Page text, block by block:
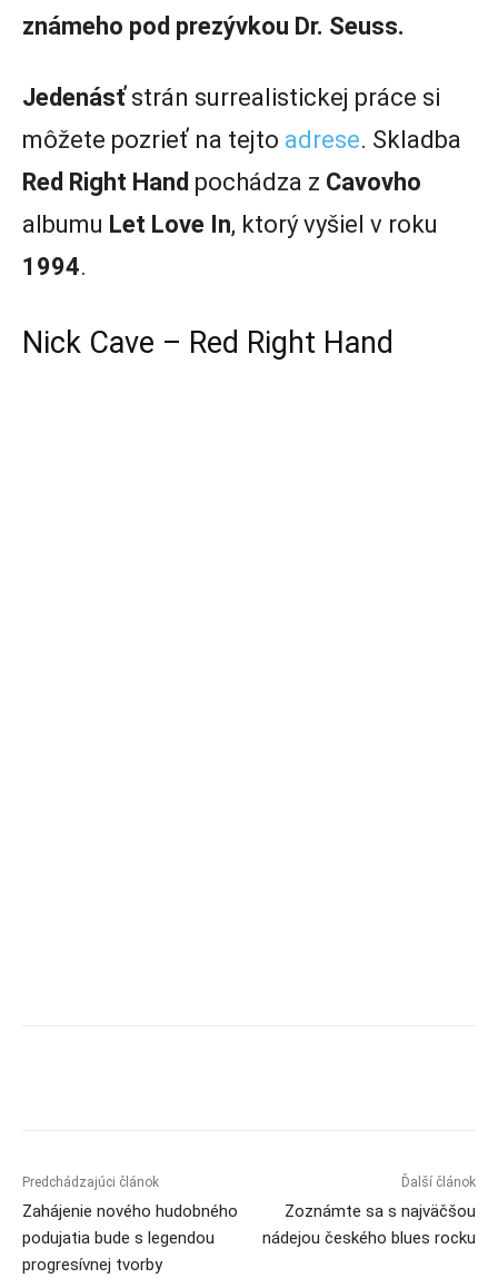
známeho pod prezývkou Dr. Seuss.
Jedenásťstrán surrealistickej práce si
môžete pozrieť na tejto adrese. Skladba
Red Right Hand pochádza z Cavovho
albumu Let Love In, ktorý vyšiel v roku
1994.
Nick Cave – Red Right Hand
Predchádzajúci článok
Zahájenie nového hudobného
podujatia bude s legendou
progresívnej tvorby
Ďalší článok
Zoznámte sa s najväčšou
nádejou českého blues rocku